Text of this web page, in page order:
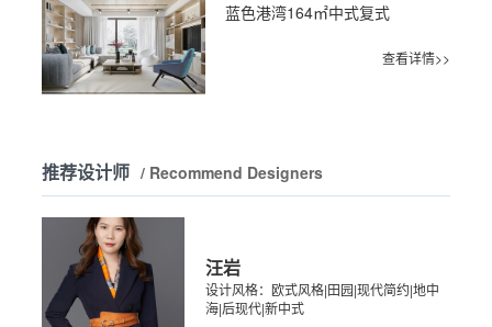
蓝色港湾164㎡中式复式
查看详情>>
推荐设计师 / Recommend Designers
汪岩
设计风格：欧式风格|田园|现代简约|地中
海|后现代|新中式